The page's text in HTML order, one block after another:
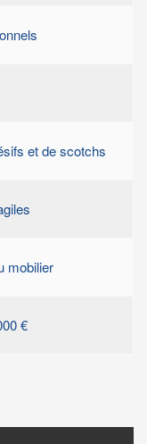
et de scotchs
mobilier
€